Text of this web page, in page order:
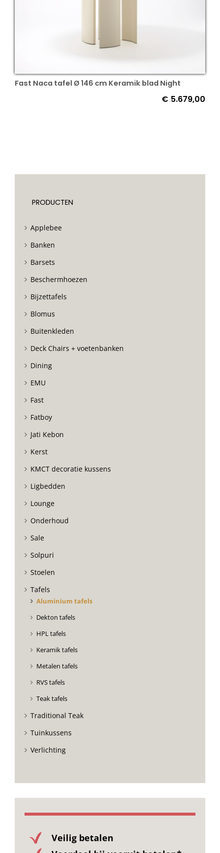
Fast Naca tafel Ø 146 cm Keramik blad Night
€ 5.679,00
PRODUCTEN
Applebee
Banken
Barsets
Beschermhoezen
Bijzettafels
Blomus
Buitenkleden
Deck Chairs + voetenbanken
Dining
EMU
Fast
Fatboy
Jati Kebon
Kerst
KMCT decoratie kussens
Ligbedden
Lounge
Onderhoud
Sale
Solpuri
Stoelen
Tafels
Aluminium tafels
Dekton tafels
HPL tafels
Keramik tafels
Metalen tafels
RVS tafels
Teak tafels
Traditional Teak
Tuinkussens
Verlichting
Veilig betalen